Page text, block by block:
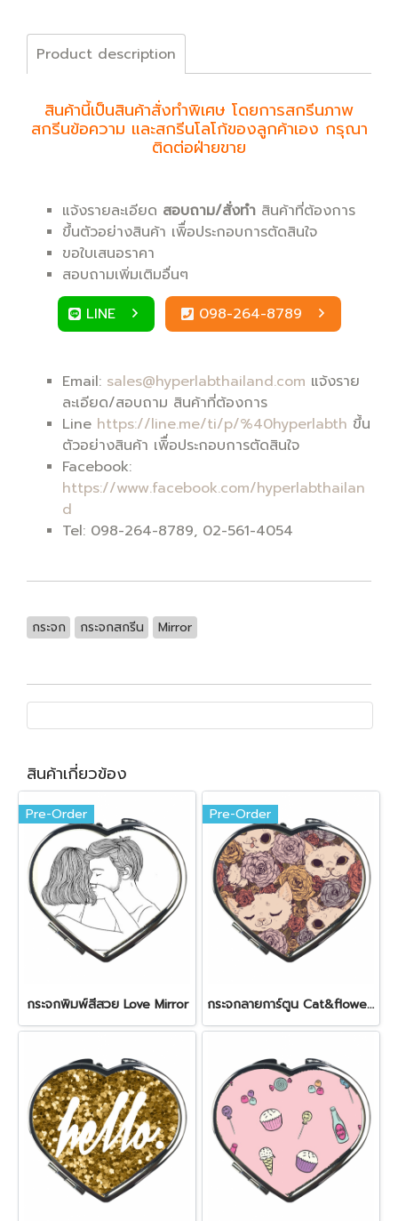
Product description
สินค้านี้เป็นสินค้าสั่งทำพิเศษ โดยการสกรีนภาพ
สกรีนข้อความ และสกรีนโลโก้ของลูกค้าเอง กรุณา
ติดต่อฝ่ายขาย
แจ้งรายละเอียด สอบถาม/สั่งทำ สินค้าที่ต้องการ
ขึ้นตัวอย่างสินค้า เพิื่อประกอบการตัดสินใจ
ขอใบเสนอราคา
สอบถามเพิ่มเติมอื่นๆ
LINE
098-264-8789
Email: sales@hyperlabthailand.com แจ้งราย
ละเอียด/สอบถาม สินค้าที่ต้องการ
Line https://line.me/ti/p/%40hyperlabth ขึ้น
ตัวอย่างสินค้า เพิื่อประกอบการตัดสินใจ
Facebook:
https://www.facebook.com/hyperlabthailan
d
Tel: 098-264-8789, 02-561-4054
กระจก กระจกสกรีน Mirror
สินค้าเกี่ยวข้อง
Pre-Order
กระจกพิมพ์สีสวย Love Mirror
Pre-Order
กระจกลายการ์ตูน Cat&flower Mirror